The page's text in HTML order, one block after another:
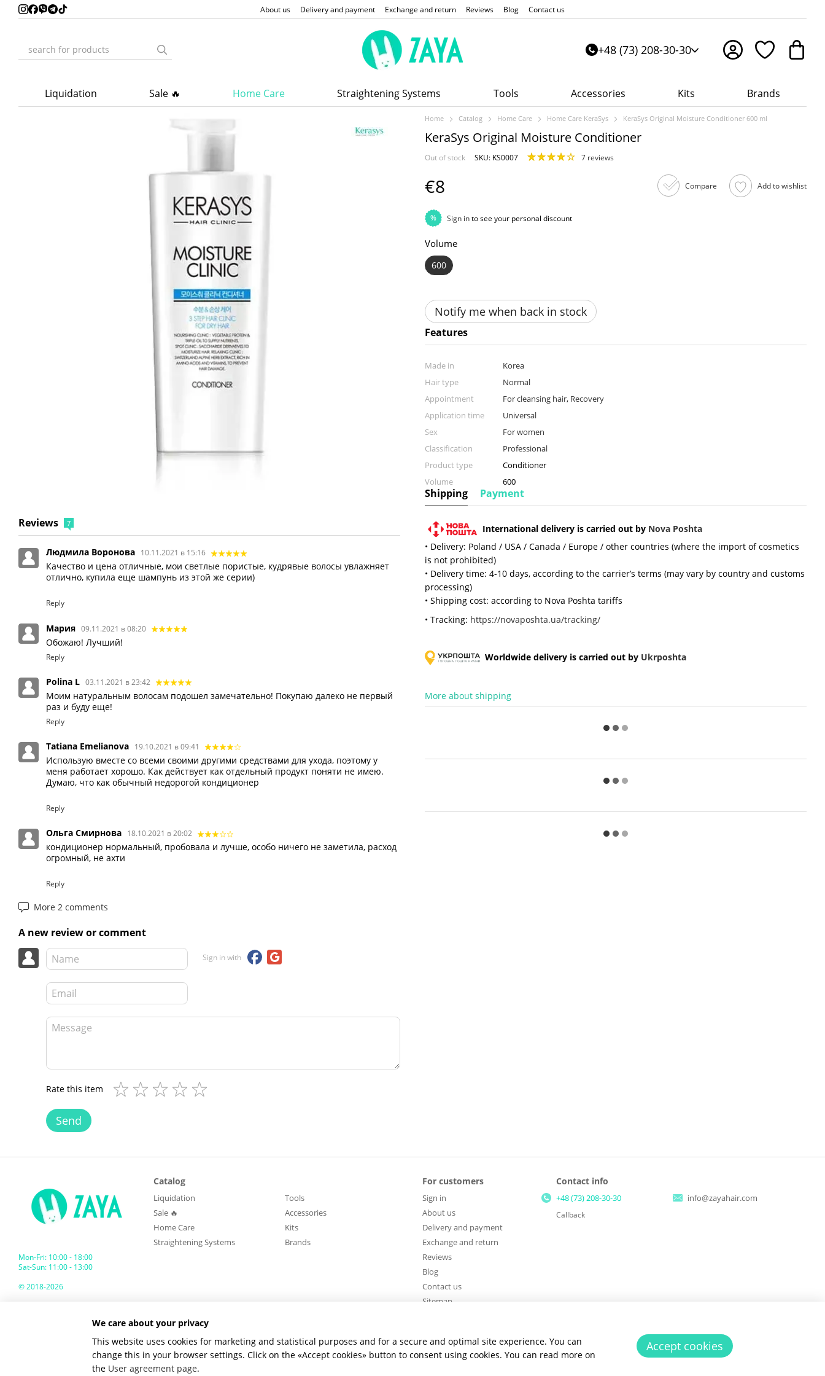
Skip to main content About us Delivery and payment Exchange and return Reviews Blog Contact us
+48 (73) 208-30-30
Liquidation Sale 🔥 Home Care Straightening Systems Tools Accessories Kits Brands
Reviews 7
Людмила Воронова 10.11.2021 в 15:16
Качество и цена отличные, мои светлые пористые, кудрявые волосы увлажняет
отлично, купила еще шампунь из этой же серии)
Reply
Мария 09.11.2021 в 08:20
Обожаю! Лучший!
Reply
Polina L 03.11.2021 в 23:42
Моим натуральным волосам подошел замечательно! Покупаю далеко не первый
раз и буду еще!
Reply
Tatiana Emelianova 19.10.2021 в 09:41
Использую вместе со всеми своими другими средствами для ухода, поэтому у
меня работает хорошо. Как действует как отдельный продукт поняти не имею.
Думаю, что как обычный недорогой кондиционер
Reply
Ольга Смирнова 18.10.2021 в 20:02
кондиционер нормальный, пробовала и лучше, особо ничего не заметила, расход
огромный, не ахти
Reply
More 2 comments
A new review or comment
Sign in with
Rate this item
Send
Home Catalog Home Care Home Care KeraSys KeraSys Original Moisture Conditioner 600 ml
KeraSys Original Moisture Conditioner
Out of stock SKU: KS0007 7 reviews
€8 Compare Add to wishlist
% Sign into see your personal discount
Volume
600
Notify me when back in stock
Features
Made in
Korea
Hair type
Normal
Appointment
For cleansing hair, Recovery
Application time
Universal
Sex
For women
Classification
Professional
Product type
Conditioner
Volume
600
Shipping Payment
International delivery is carried out by Nova Poshta
• Delivery: Poland / USA / Canada / Europe / other countries (where the import of cosmetics
is not prohibited)
• Delivery time: 4-10 days, according to the carrier’s terms (may vary by country and customs
processing)
• Shipping cost: according to Nova Poshta tariffs
• Tracking: https://novaposhta.ua/tracking/
Worldwide delivery is carried out by Ukrposhta
More about shipping
Mon-Fri: 10:00 - 18:00
Sat-Sun: 11:00 - 13:00
© 2018-2026
Catalog
Liquidation
Sale 🔥
Home Care
Straightening Systems
Tools
Accessories
Kits
Brands
For customers
Sign in
About us
Delivery and payment
Exchange and return
Reviews
Blog
Contact us
Sitemap
Contact info
+48 (73) 208-30-30
Callback
info@zayahair.com
We care about your privacy
This website uses cookies for marketing and statistical purposes and for a secure and optimal site experience. You can
change this in your browser settings. Click on the «Accept cookies» button to consent using cookies. You can read more on
the User agreement page.
Accept cookies